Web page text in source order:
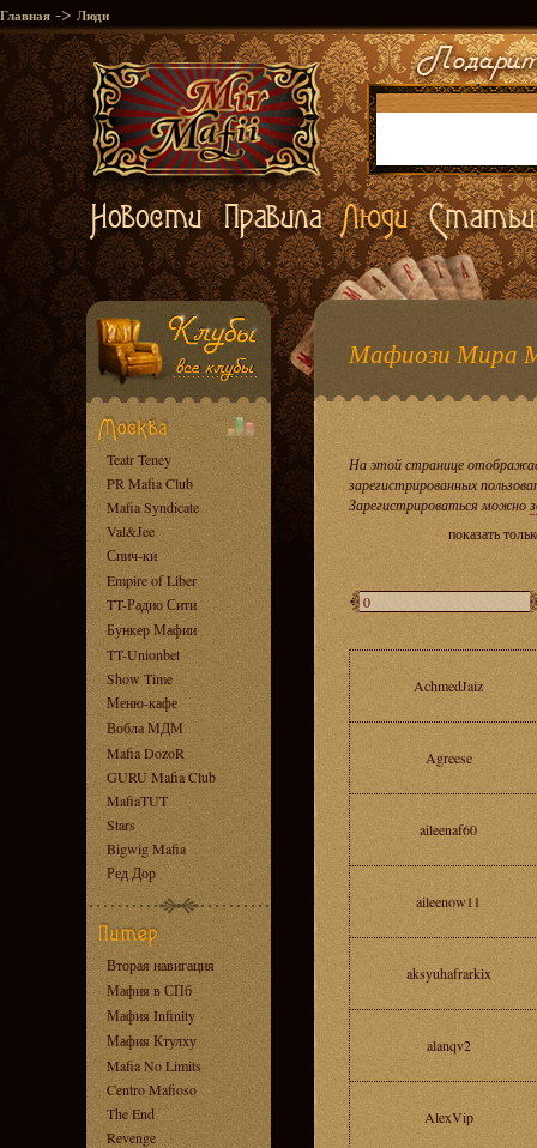
Главная -> Люди
Teatr Teney
PR Mafia Club
Mafia Syndicate
Val&Jee
Спич-ки
Empire of Liber
TT-Радио Сити
Бункер Мафии
TT-Unionbet
Show Time
Меню-кафе
Вобла МДМ
Mafia DozoR
GURU Mafia Club
MafiaTUT
Stars
Bigwig Mafia
Ред Дор
Вторая навигация
Мафия в СПб
Мафия Infinity
Мафия Ктулху
Mafia No Limits
Centro Mafioso
The End
Revenge
Мафиози Мира
На этой странице
зарегистрированных
Зарегистрироваться можно
показать
AchmedJaiz
Agreese
aileenaf60
aileenow11
aksyuhafrarkix
alanqv2
AlexVip